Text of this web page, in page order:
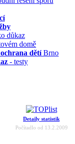
důkaz
domě
dětíBrno
- testy
Detaily statistik
Počítadlo od 13.2.2009